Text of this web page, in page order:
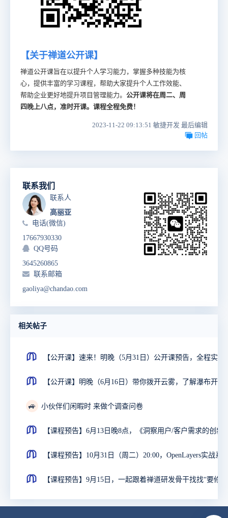
【关于禅道公开课】
禅道公开课旨在以提升个人学习能力，掌握多种技能为核
心，提供丰富的学习课程，帮助大家提升个人工作效能、
帮助企业更好地提升项目管理能力。 公开课将在周二、周
四晚上八点，准时开课。课程全程免费！
2023-11-22 09:13:51 敏捷开发 最后编辑
回帖
联系我们
联系人
高丽亚
电话(微信)
17667930330
QQ号码
3645260865
联系邮箱
gaoliya@chandao.com
相关帖子
🚙 小伙伴们闲暇时 来做个调查问卷